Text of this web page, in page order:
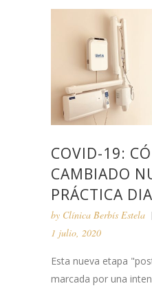
COVID-19:
CAMBIADO
PRÁCTICA
by Clínica Berbís Estela
1 julio, 2020
Esta nueva etapa
marcada por una